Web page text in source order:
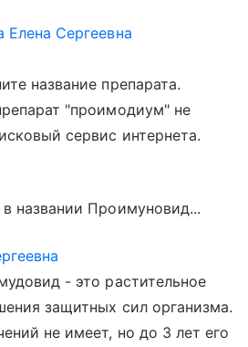
Елена Сергеевна
название препарата.
"проимодиум" не
сервис интернета.
названии Проимуновид...
- это растительное
защитных сил организма.
не имеет, но до 3 лет его